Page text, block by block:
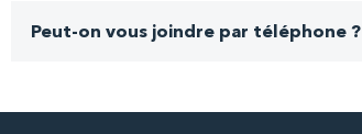
Peut-on vous joindre par téléphone ?